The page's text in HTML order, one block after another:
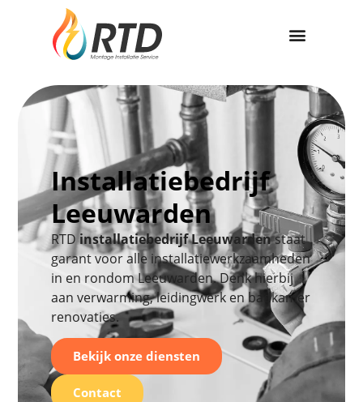
Installatiebedrijf
Leeuwarden
RTDinstallatiebedrijf Leeuwardenstaat
garant voor alle installatiewerkzaamheden
in en rondom Leeuwarden. Denk hierbij
aan verwarming, leidingwerk en badkamer
renovaties.
Bekijk onze diensten
Contact